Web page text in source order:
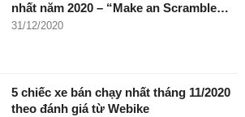
nhất năm 2020 – “Make an Scramble…
31/12/2020
5 chiếc xe bán chạy nhất tháng 11/2020
theo đánh giá từ Webike